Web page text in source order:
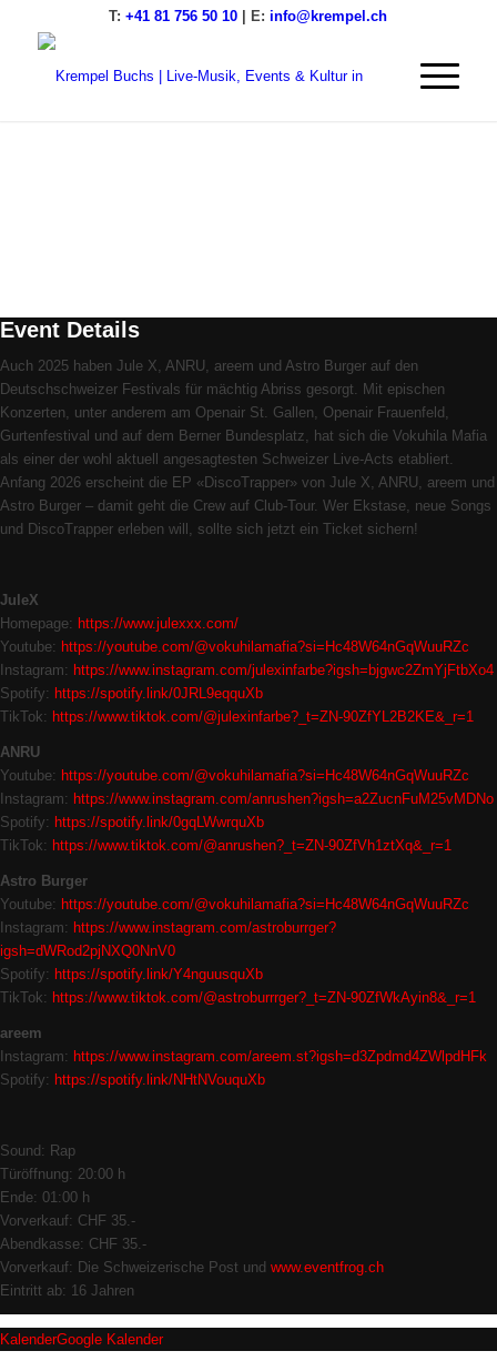
T:+41 81 756 50 10 | E:info@krempel.ch
Event Details
Auch 2025 haben Jule X, ANRU, areem und Astro Burger auf den
Deutschschweizer Festivals für mächtig Abriss gesorgt. Mit epischen
Konzerten, unter anderem am Openair St. Gallen, Openair Frauenfeld,
Gurtenfestival und auf dem Berner Bundesplatz, hat sich die Vokuhila Mafia
als einer der wohl aktuell angesagtesten Schweizer Live-Acts etabliert.
Anfang 2026 erscheint die EP «DiscoTrapper» von Jule X, ANRU, areem und
Astro Burger – damit geht die Crew auf Club-Tour. Wer Ekstase, neue Songs
und DiscoTrapper erleben will, sollte sich jetzt ein Ticket sichern!
JuleX
Homepage: https://www.julexxx.com/
Youtube: https://youtube.com/@vokuhilamafia?si=Hc48W64nGqWuuRZc
Instagram: https://www.instagram.com/julexinfarbe?igsh=bjgwc2ZmYjFtbXo4
Spotify: https://spotify.link/0JRL9eqquXb
TikTok: https://www.tiktok.com/@julexinfarbe?_t=ZN-90ZfYL2B2KE&_r=1
ANRU
Youtube: https://youtube.com/@vokuhilamafia?si=Hc48W64nGqWuuRZc
Instagram: https://www.instagram.com/anrushen?igsh=a2ZucnFuM25vMDNo
Spotify: https://spotify.link/0gqLWwrquXb
TikTok: https://www.tiktok.com/@anrushen?_t=ZN-90ZfVh1ztXq&_r=1
Astro Burger
Youtube: https://youtube.com/@vokuhilamafia?si=Hc48W64nGqWuuRZc
Instagram: https://www.instagram.com/astroburrger?
igsh=dWRod2pjNXQ0NnV0
Spotify: https://spotify.link/Y4nguusquXb
TikTok: https://www.tiktok.com/@astroburrrger?_t=ZN-90ZfWkAyin8&_r=1
areem
Instagram: https://www.instagram.com/areem.st?igsh=d3Zpdmd4ZWlpdHFk
Spotify: https://spotify.link/NHtNVouquXb
Sound: Rap
Türöffnung: 20:00 h
Ende: 01:00 h
Vorverkauf: CHF 35.-
Abendkasse: CHF 35.-
Vorverkauf: Die Schweizerische Post und www.eventfrog.ch
Eintritt ab: 16 Jahren
KalenderGoogle Kalender